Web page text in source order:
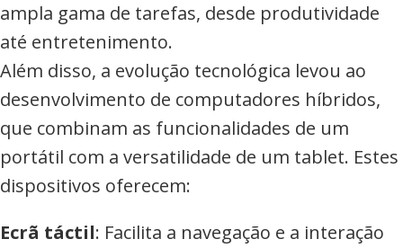
ampla gama de tarefas, desde produtividade
até entretenimento.
Além disso, a evolução tecnológica levou ao
desenvolvimento de computadores híbridos,
que combinam as funcionalidades de um
portátil com a versatilidade de um tablet. Estes
dispositivos oferecem:
Ecrã táctil: Facilita a navegação e a interação